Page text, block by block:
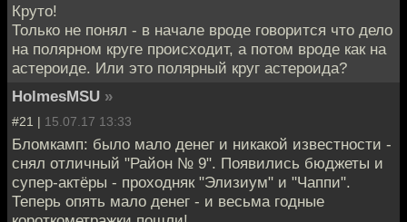
Круто!
Только не понял - в начале вроде говорится что дело
на полярном круге происходит, а потом вроде как на
астероиде. Или это полярный круг астероида?
HolmesMSU »
#21 | 15.07.17 13:33
Бломкамп: было мало денег и никакой известности -
снял отличный "Район № 9". Появились бюджеты и
супер-актёры - проходняк "Элизиум" и "Чаппи".
Теперь опять мало денег - и весьма годные